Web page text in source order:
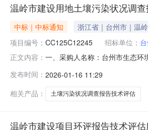
温岭市建设用地土壤污染状况调
中标｜中标通知 浙江省｜台州市｜温
项目编号： CC125C12245 招标单位：
正文内容： 一、采购人名称：台州市生态
调查报告技术评估（含质控）
称：台州诚创招标代
发布时间： 2026-01-16 11:29
相关产品：
土壤污染状况调查报告技术评估
温岭市建设项目环评报告技术评